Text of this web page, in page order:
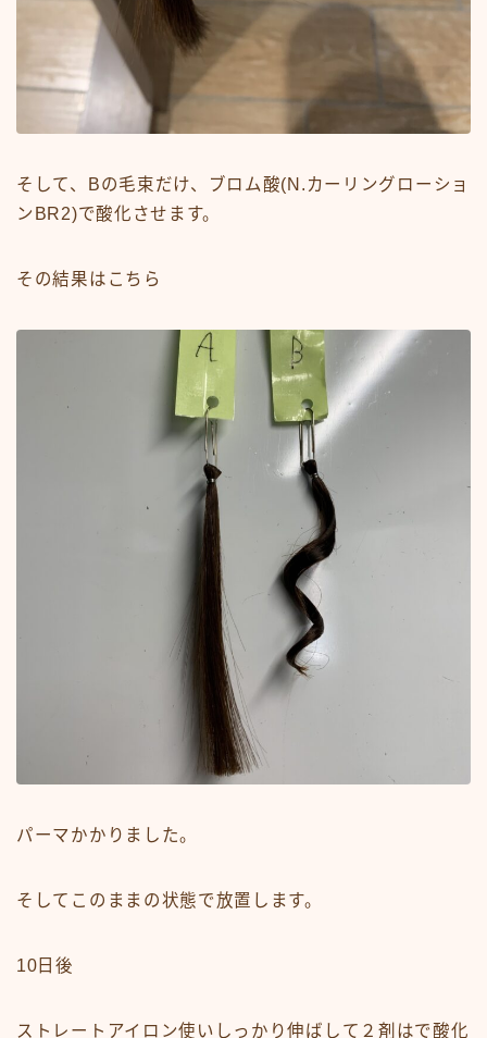
そして、Bの毛束だけ、ブロム酸(N.カーリングローショ
ンBR2)で酸化させます。
その結果はこちら
パーマかかりました。
そしてこのままの状態で放置します。
10日後
ストレートアイロン使いしっかり伸ばして２剤はで酸化